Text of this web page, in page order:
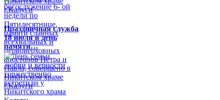
Праздничная служба
18 июля в день
памяти…